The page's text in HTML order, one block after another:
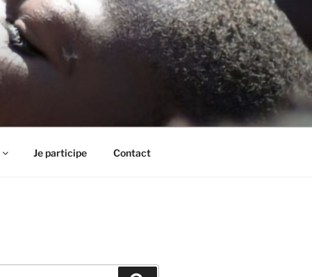
Je participe Contact